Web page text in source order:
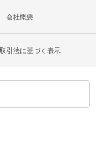
会社概要
引法に基づく表示